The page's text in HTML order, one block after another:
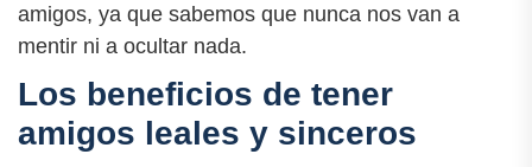
amigos, ya que sabemos que nunca nos van a
mentir ni a ocultar nada.
Los beneficios de tener
amigos leales y sinceros